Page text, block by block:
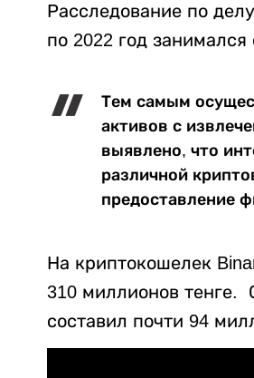
Расследование по
по 2022 год
Тем самым
активов с
выявлено, что
различной
предоставление
На криптокошелек
310 миллионов тенге.
составил почти 94